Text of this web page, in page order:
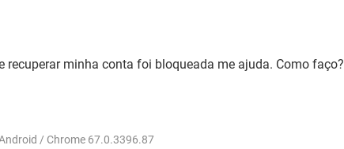
recuperar minha conta foi bloqueada me ajuda. Como faço?
/ Chrome 67.0.3396.87